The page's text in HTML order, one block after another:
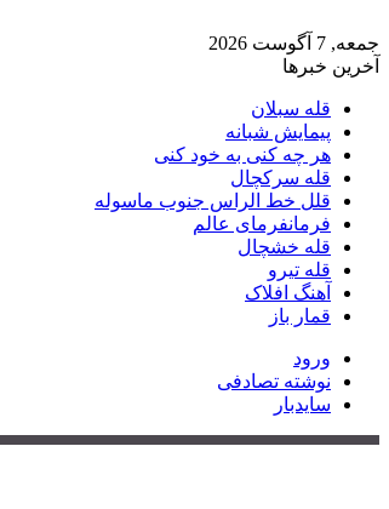
جمعه, 7 آگوست 2026
آخرین خبرها
قله سبلان
پیمایش شبانه
هر چه کنی به خود کنی
قله سرکچال
قلل خط الراس جنوب ماسوله
فرمانفرمای عالم
قله خشچال
قله تیرو
آهنگ افلاک
قمار باز
ورود
نوشته تصادفی
سایدبار